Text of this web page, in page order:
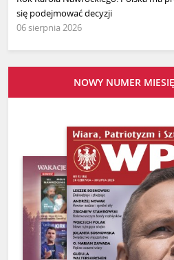
się podejmować decyzji
06 sierpnia 2026
NOWY NUMER